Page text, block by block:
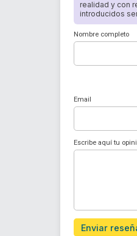
realidad y con
introducidos
Nombre completo
Email
Escribe aquí tu
Enviar